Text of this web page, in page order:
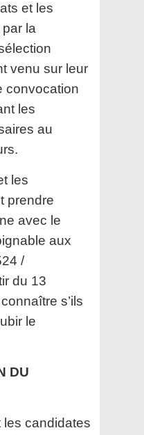
et les
la
venu sur leur
convocation
les
au
les
prendre
avec le
aux
/
du 13
s’ils
le
DU
candidates